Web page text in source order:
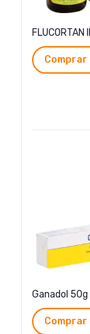
FLUCORTAN
Comprar
Ganadol 50g
Comprar